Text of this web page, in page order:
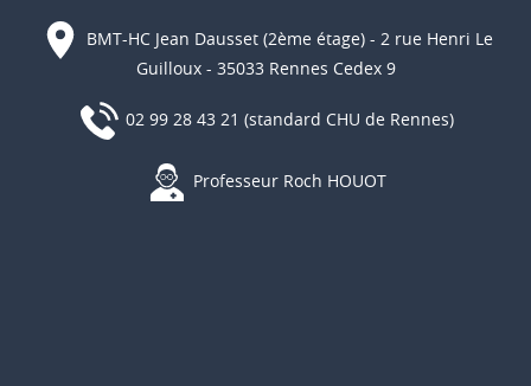
BMT-HC Jean Dausset (2ème étage) - 2 rue Henri Le
Guilloux - 35033 Rennes Cedex 9
02 99 28 43 21 (standard CHU de Rennes)
Professeur Roch HOUOT